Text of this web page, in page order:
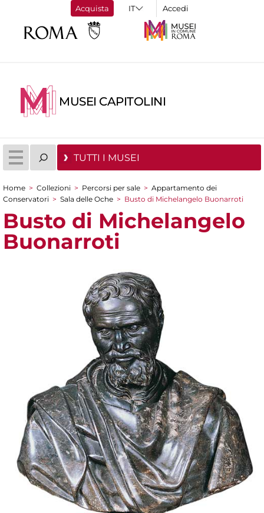
Acquista Accedi
MUSEI CAPITOLINI
TUTTI I MUSEI
Tu sei qui
Home > Collezioni > Percorsi per sale > Appartamento dei
Conservatori > Sala delle Oche > Busto di Michelangelo Buonarroti
Busto di Michelangelo
Buonarroti